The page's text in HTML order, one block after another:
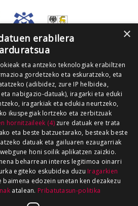
×
erabilera
arduratsua
eta antzeko teknologiak erabiltzen
gordetzeko eta eskuratzeko, eta
(adibidez, zure IP helbidea,
nabigazio-datuak), iragarki eta eduki
iragarkiak eta edukia neurtzeko,
ikuspegiak lortzeko eta zerbitzuak
hornitzaileek (4)zure datuak ere trata
eta beste batzuetarako, besteak beste
datuak eta gailuaren ezaugarriak
honi soilik aplikatzen zaizkio.
beharrean interes legitimoa oinarri
egiteko eskubidea duzu Iragarkien
edozein unetan ken dezakezu
atalean. Pribatutasun-politika